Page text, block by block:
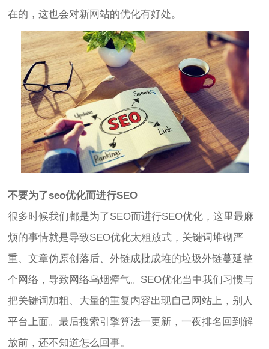
在的，这也会对新网站的优化有好处。
不要为了seo优化而进行SEO
很多时候我们都是为了SEO而进行SEO优化，这里最麻
烦的事情就是导致SEO优化太粗放式，关键词堆砌严
重、文章伪原创落后、外链成批成堆的垃圾外链蔓延整
个网络，导致网络乌烟瘴气。SEO优化当中我们习惯与
把关键词加粗、大量的重复内容出现自己网站上，别人
平台上面。最后搜索引擎算法一更新，一夜排名回到解
放前，还不知道怎么回事。